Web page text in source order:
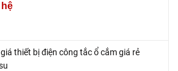
hệ
thiết bị điện công tắc ổ cắm giá rẻ